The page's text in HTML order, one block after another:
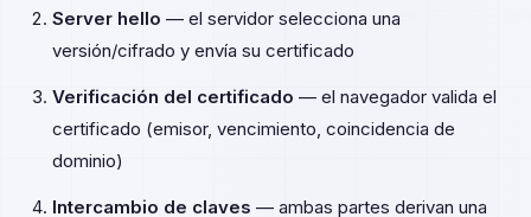
Server hello — el servidor selecciona una
versión/cifrado y envía su certificado
Verificación del certificado — el navegador valida el
certificado (emisor, vencimiento, coincidencia de
dominio)
Intercambio de claves — ambas partes derivan una